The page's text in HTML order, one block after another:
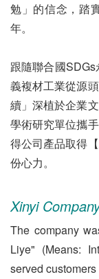
勉」的信念，踏
年。
跟隨聯合國
義複材工業從源
續」深植於企業
學術研究單位攜
得公司產品取得
份心力。
Xinyi
The company
Liye" (Means:
served